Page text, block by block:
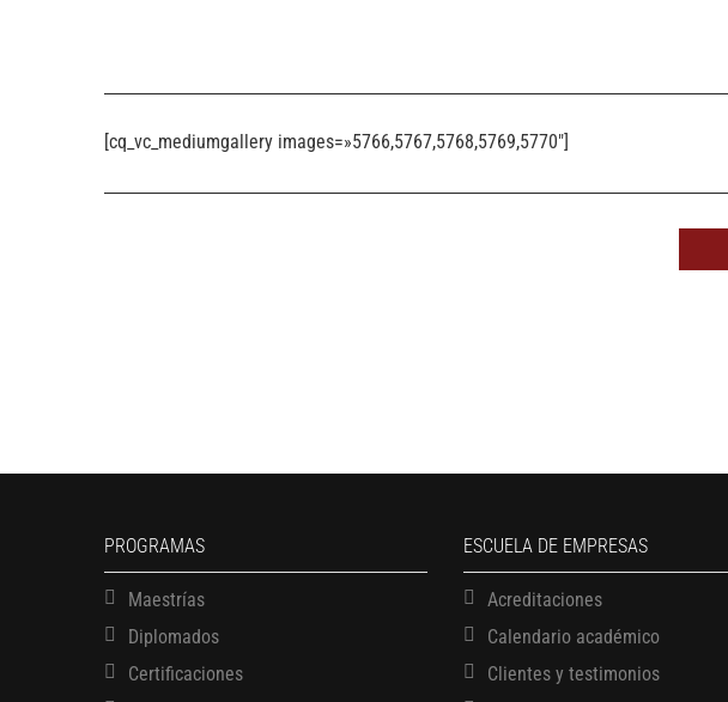
[cq_vc_mediumgallery images=»5766,5767,5768,5769,5770″]
PROGRAMAS
Maestrías
Diplomados
Certificaciones
ESCUELA DE EMPRESAS
Acreditaciones
Calendario académico
Clientes y testimonios